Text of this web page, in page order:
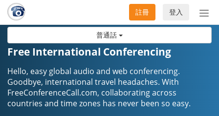
普通話
切
換
登入
註冊
Free International Conferencing
Hello, easy global audio and web conferencing.
Goodbye, international travel headaches. ​​​​​​​With
FreeConferenceCall.com, collaborating across
countries and time zones has never been so easy.